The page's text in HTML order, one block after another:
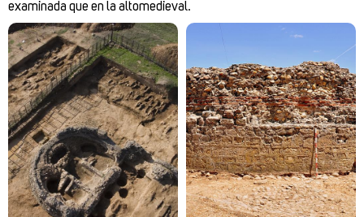
examinada que en la altomedieval.